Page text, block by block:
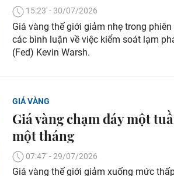
15:23' - 30/07/2026
Giá vàng thế giới giảm nhẹ trong
các bình luận về việc kiểm soát lạm
(Fed) Kevin Warsh.
GIÁ VÀNG
Giá vàng chạm đáy một
một tháng
07:47' - 29/07/2026
Giá vàng thế giới giảm xuống mức